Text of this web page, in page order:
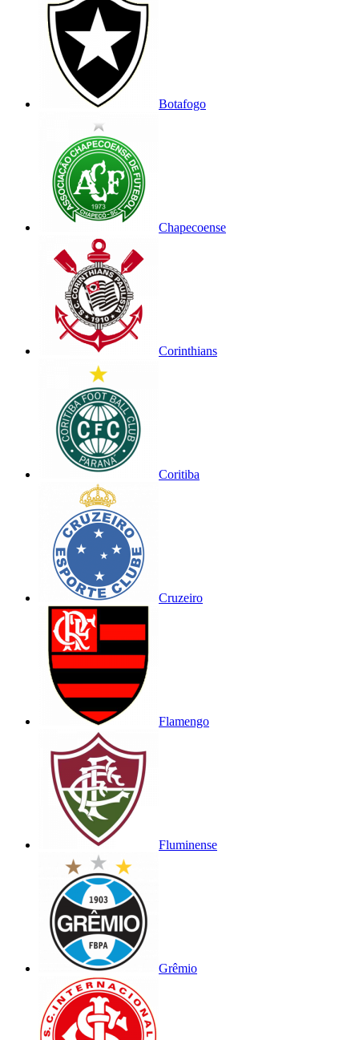
Botafogo
Chapecoense
Corinthians
Coritiba
Cruzeiro
Flamengo
Fluminense
Grêmio